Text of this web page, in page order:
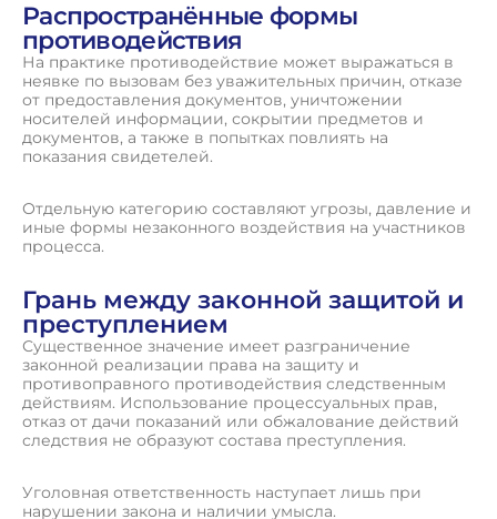
Распространённые формы
противодействия
На практике противодействие может выражаться в
неявке по вызовам без уважительных причин, отказе
от предоставления документов, уничтожении
носителей информации, сокрытии предметов и
документов, а также в попытках повлиять на
показания свидетелей.
Отдельную категорию составляют угрозы, давление и
иные формы незаконного воздействия на участников
процесса.
Грань между законной защитой и
преступлением
Существенное значение имеет разграничение
законной реализации права на защиту и
противоправного противодействия следственным
действиям. Использование процессуальных прав,
отказ от дачи показаний или обжалование действий
следствия не образуют состава преступления.
Уголовная ответственность наступает лишь при
нарушении закона и наличии умысла.